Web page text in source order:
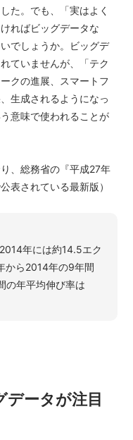
た。でも、「実はよく
ればビッグデータな
でしょうか。ビッグデ
ていませんが、「テク
クの進展、スマートフ
生成されるようになっ
意味で使われることが
、総務省の『平成27年
表されている最新版）
年には約14.5エク
から2014年の9年間
の年平均伸び率は
データが注目